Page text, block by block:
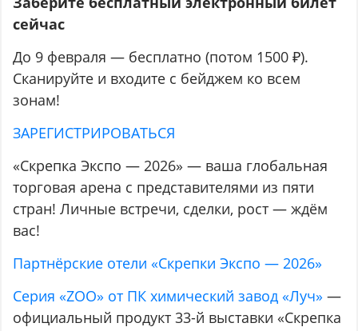
сейчас
До 9 февраля — бесплатно (потом 1500 ₽).
Сканируйте и входите с бейджем ко всем
зонам!
ЗАРЕГИСТРИРОВАТЬСЯ
«Скрепка Экспо — 2026» — ваша глобальная
торговая арена с представителями из пяти
стран! Личные встречи, сделки, рост — ждём
вас!
Партнёрские отели «Скрепки Экспо — 2026»
Серия «ZOO» от ПК химический завод «Луч» —
официальный продукт 33-й выставки «Скрепка